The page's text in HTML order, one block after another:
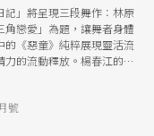
記」將呈現三段舞作：林原
角戀愛」為題，讓舞者身體
的《惡童》純粹展現靈活流
力的流動釋放。楊春江的
空間裡跳起雙人舞。
號